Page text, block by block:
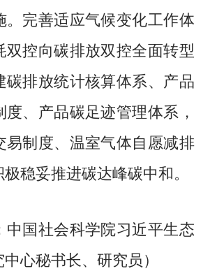
。完善适应气候变化工作体
双控向碳排放双控全面转型
碳排放统计核算体系、产品
、产品碳足迹管理体系，
易制度、温室气体自愿减排
稳妥推进碳达峰碳中和。
国社会科学院习近平生态
心秘书长、研究员）